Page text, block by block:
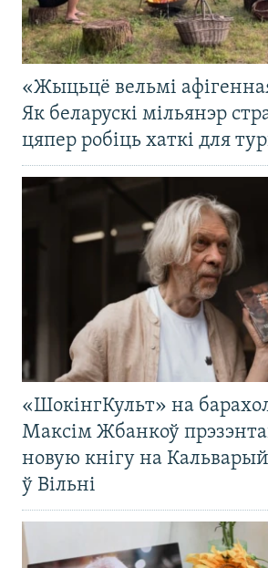
«Жыцьцё вельмі
Як беларускі мільянэр
цяпер робіць хаткі для
«ШокінгКульт» на
Максім Жбанкоў
новую кнігу на
ў Вільні